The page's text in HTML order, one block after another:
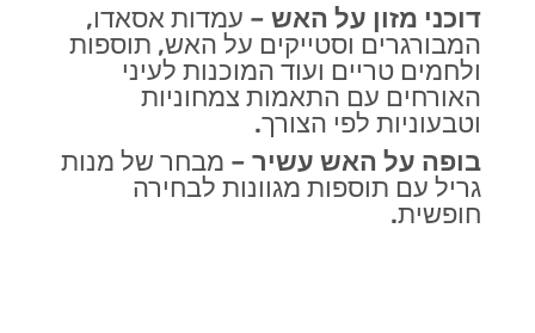
דוכני מזון על האש – עמדות אסאדו,
המבורגרים וסטייקים על האש, תוספות
ולחמים טריים ועוד המוכנות לעיני
האורחים עם התאמות צמחוניות
וטבעוניות לפי הצורך.
בופה על האש עשיר – מבחר של מנות
גריל עם תוספות מגוונות לבחירה
חופשית.